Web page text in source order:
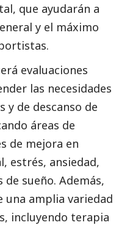
que ayudarán a
y el máximo
evaluaciones
las necesidades
y de descanso de
áreas de
de mejora en
estrés, ansiedad,
sueño. Además,
una amplia variedad
incluyendo terapia